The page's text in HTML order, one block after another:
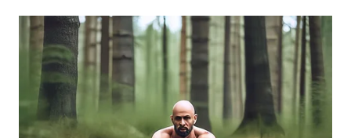
WN
SUKABUMI
PURWAKARTA